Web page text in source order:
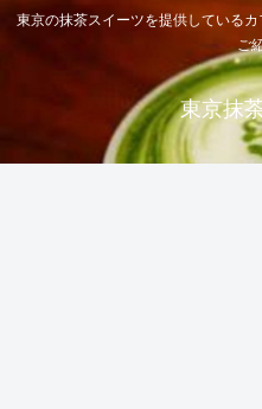
東京の抹茶スイーツを提供している
ご
東京抹